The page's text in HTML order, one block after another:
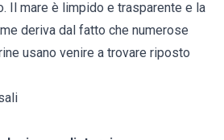
Il mare è limpido e trasparente e la
deriva dal fatto che numerose
usano venire a trovare riposto